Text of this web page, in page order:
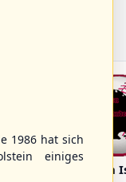
Fehmarn
1986 hat sich
einiges